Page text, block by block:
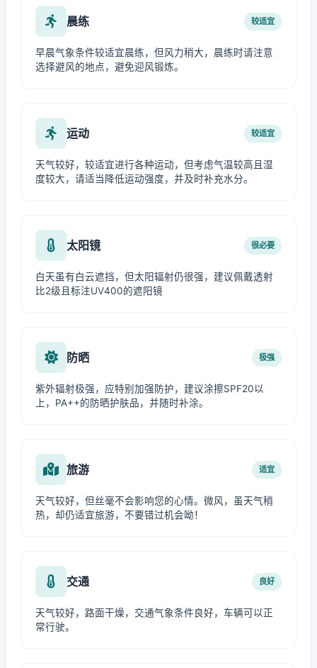
晨练 较适宜
早晨气象条件较适宜晨练，但风力稍大，晨练时请注意
选择避风的地点，避免迎风锻炼。
运动 较适宜
天气较好，较适宜进行各种运动，但考虑气温较高且湿
度较大，请适当降低运动强度，并及时补充水分。
太阳镜 很必要
白天虽有白云遮挡，但太阳辐射仍很强，建议佩戴透射
比2级且标注UV400的遮阳镜
防晒 极强
紫外辐射极强，应特别加强防护，建议涂擦SPF20以
上，PA++的防晒护肤品，并随时补涂。
旅游 适宜
天气较好，但丝毫不会影响您的心情。微风，虽天气稍
热，却仍适宜旅游，不要错过机会呦！
交通 良好
天气较好，路面干燥，交通气象条件良好，车辆可以正
常行驶。